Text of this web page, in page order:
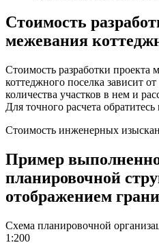
Стоимость
межевания
Стоимость разработки проекта
коттеджного поселка зависит
количества участков в нем и
Для точного расчета
Стоимость инженерных
Пример
планировочной
отображением
Схема планировочной
1:200